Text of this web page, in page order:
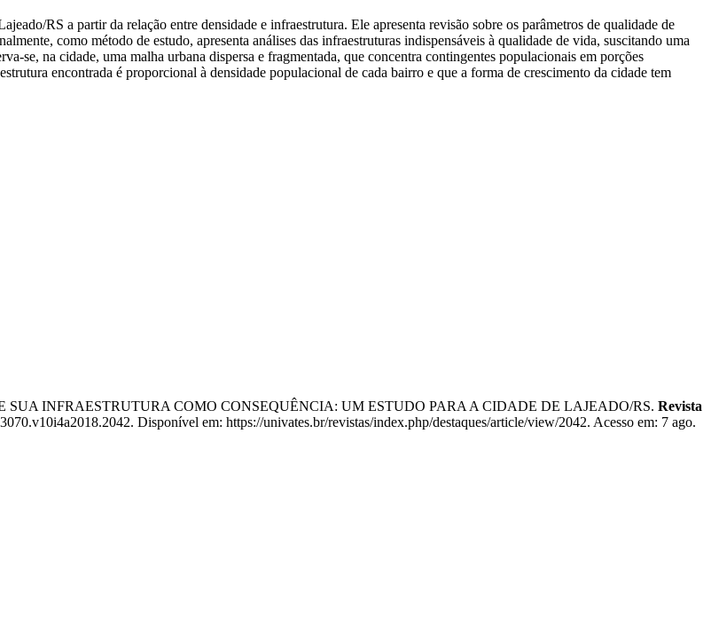
RS a partir da relação entre densidade e infraestrutura. Ele apresenta revisão sobre os parâmetros de qualidade de
como método de estudo, apresenta análises das infraestruturas indispensáveis à qualidade de vida, suscitando uma
se, na cidade, uma malha urbana dispersa e fragmentada, que concentra contingentes populacionais em porções
encontrada é proporcional à densidade populacional de cada bairro e que a forma de crescimento da cidade tem
SUA INFRAESTRUTURA COMO CONSEQUÊNCIA: UM ESTUDO PARA A CIDADE DE LAJEADO/RS. Revista
Disponível em: https://univates.br/revistas/index.php/destaques/article/view/2042. Acesso em: 7 ago.